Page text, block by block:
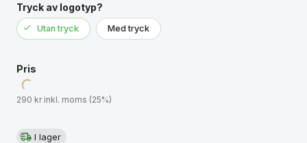
Tryck av logotyp?
Utan tryck Med tryck
Pris
290 kr inkl. moms (25%)
I lager